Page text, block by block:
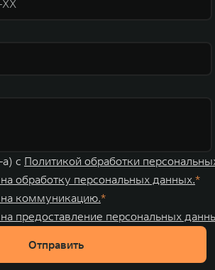
с Политикой обработки
обработку персональных данных.
на коммуникацию.
на предоставление персональных
Отправить